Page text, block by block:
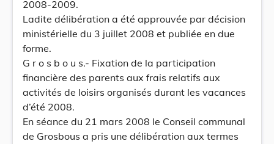
2008-2009.
Ladite délibération a été approuvée par décision
ministérielle du 3 juillet 2008 et publiée en due
forme.
G r o s b o u s.- Fixation de la participation
financière des parents aux frais relatifs aux
activités de loisirs organisés durant les vacances
d’été 2008.
En séance du 21 mars 2008 le Conseil communal
de Grosbous a pris une délibération aux termes